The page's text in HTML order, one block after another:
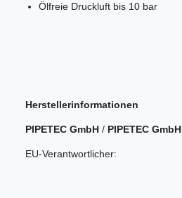
Ölfreie Druckluft bis 10 bar
Herstellerinformationen
PIPETEC GmbH / PIPETEC GmbH
EU-Verantwortlicher: